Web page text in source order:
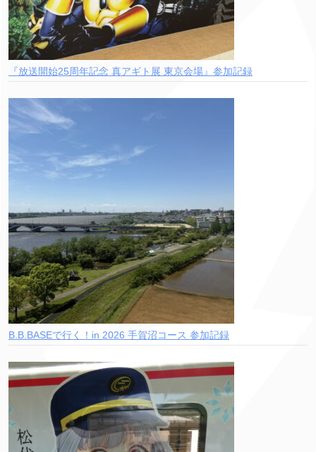
『放送開始25周年記念 真アギト展 東京会場』参加記録
B.B.BASEで行く！in 2026 手賀沼コース 参加記録